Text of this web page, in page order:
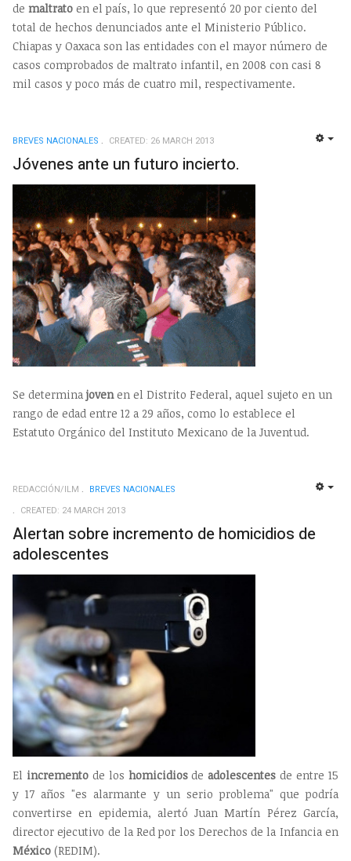
de maltrato en el país, lo que representó 20 por ciento del
total de hechos denunciados ante el Ministerio Público.
Chiapas y Oaxaca son las entidades con el mayor número de
casos comprobados de maltrato infantil, en 2008 con casi 8
mil casos y poco más de cuatro mil, respectivamente.
BREVES NACIONALES CREATED: 26 MARCH 2013
Jóvenes ante un futuro incierto.
Se determina jovenen el Distrito Federal, aquel sujeto en un
rango de edad entre 12 a 29 años, como lo establece el
Estatuto Orgánico del Instituto Mexicano de la Juventud.
REDACCIÓN/ILM
BREVES NACIONALES
CREATED: 24 MARCH 2013
Alertan sobre incremento de homicidios de
adolescentes
El incrementode los homicidiosdeadolescentes de entre 15
y 17 años "es alarmante y un serio problema" que podría
convertirse en epidemia, alertó Juan Martín Pérez García,
director ejecutivo de la Red por los Derechos de la Infancia en
México (REDIM).